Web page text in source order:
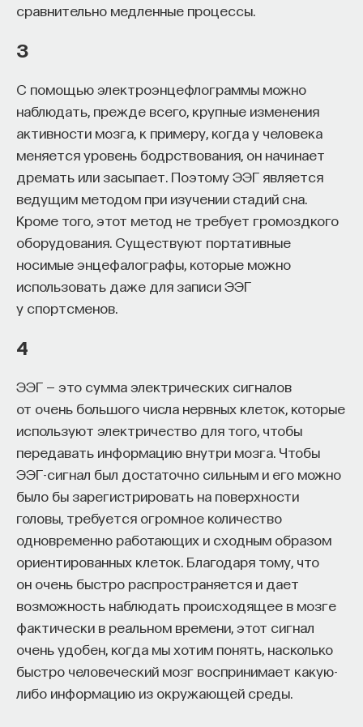
сравнительно медленные процессы.
3
С помощью электроэнцефлограммы можно
наблюдать, прежде всего, крупные изменения
активности мозга, к примеру, когда у человека
меняется уровень бодрствования, он начинает
дремать или засыпает. Поэтому ЭЭГ является
ведущим методом при изучении стадий сна.
Кроме того, этот метод не требует громоздкого
оборудования. Существуют портативные
носимые энцефалографы, которые можно
использовать даже для записи ЭЭГ
у спортсменов.
4
ЭЭГ — это сумма электрических сигналов
от очень большого числа нервных клеток, которые
используют электричество для того, чтобы
передавать информацию внутри мозга. Чтобы
ЭЭГ-сигнал был достаточно сильным и его можно
было бы зарегистрировать на поверхности
головы, требуется огромное количество
одновременно работающих и сходным образом
ориентированных клеток. Благодаря тому, что
он очень быстро распространяется и дает
возможность наблюдать происходящее в мозге
фактически в реальном времени, этот сигнал
очень удобен, когда мы хотим понять, насколько
быстро человеческий мозг воспринимает какую-
либо информацию из окружающей среды.
к сложному мышлению. Третья — развитие
И четвертая — социальная эффективность,
за пределами университета и насколько
эффективным окажется в команде и профессии.
Университет не всегда может точно
предсказать, какие именно рабочие места ждут
выпускника, но сама эта оптика тоже остается
отдельной идеологией. В зависимости от того,
в какой из этих логик работает университет,
у него будут совершенно разные ответы
на вопрос о целях образования».
Университет должен строить
будущее
готовят элиту, и отсюда возникает образ сложно
мыслящего, сложно устроенного человека.
Но здесь возникает и другой, гораздо более
трудный вопрос: кто вообще формирует
целеполагание университета и кто задает тот
смысл, на который он работает? Мне кажется,
университет способен быть субъектом —
не просто выполнять внешний заказ,
а самостоятельно выбирать, на какое будущее
он работает. У него должна быть собственная
позиция: сначала определить, какое будущее
он хочет создавать, а затем разворачивать это
в своей деятельности. Когда университет
работает только под заказ, он занимает совсем
другую роль. У классического университета есть